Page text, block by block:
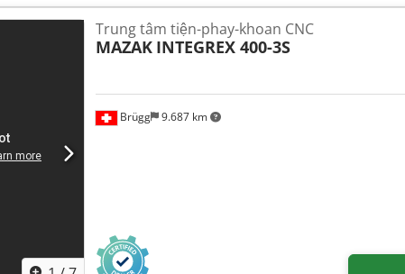
Brügg 9.687 km
Trung tâm tiện-phay-khoan CNC
MAZAK INTEGREX 400-3S